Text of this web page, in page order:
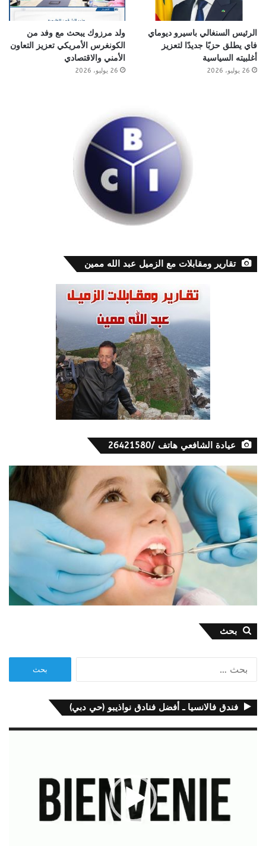
الرئيس السنغالي باسيرو ديوماي
فاي يطلق حزبًا جديدًا لتعزيز
أغلبيته السياسية
26 يوليو، 2026
ولد مرزوك يبحث مع وفد من
الكونغرس الأمريكي تعزيز التعاون
الأمني والاقتصادي
26 يوليو، 2026
تقارير ومقابلات مع الزميل عبد الله ممين
عيادة الشافعي هاتف /26421580
بحث
فندق فالانسيا ـ أفضل فنادق نواذيبو (حي دبي)
مشغل